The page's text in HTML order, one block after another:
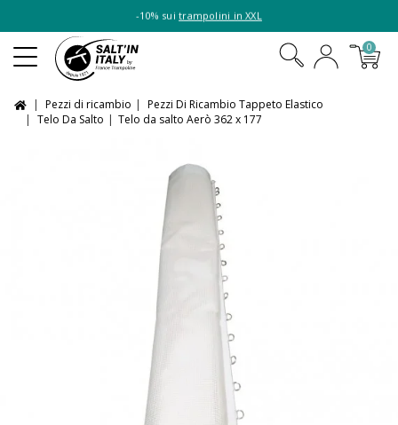
-10% suitrampolini in XXL
0
Pezzi di ricambio
Pezzi Di Ricambio Tappeto Elastico
Telo Da Salto
Telo da salto Aerò 362 x 177